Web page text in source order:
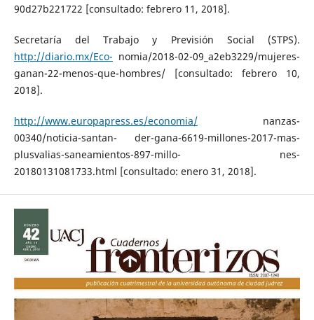
90d27b221722 [consultado: febrero 11, 2018].
Secretaría del Trabajo y Previsión Social (STPS).
http://diario.mx/Eco- nomia/2018-02-09_a2eb3229/mujeres-
ganan-22-menos-que-hombres/ [consultado: febrero 10,
2018].
http://www.europapress.es/economia/nanzas-
00340/noticia-santan- der-gana-6619-millones-2017-mas-
plusvalias-saneamientos-897-millo- nes-
20180131081733.html [consultado: enero 31, 2018].